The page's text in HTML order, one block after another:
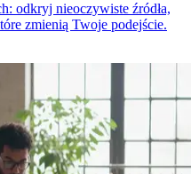
odkryj nieoczywiste źródła,
zmienią Twoje podejście.